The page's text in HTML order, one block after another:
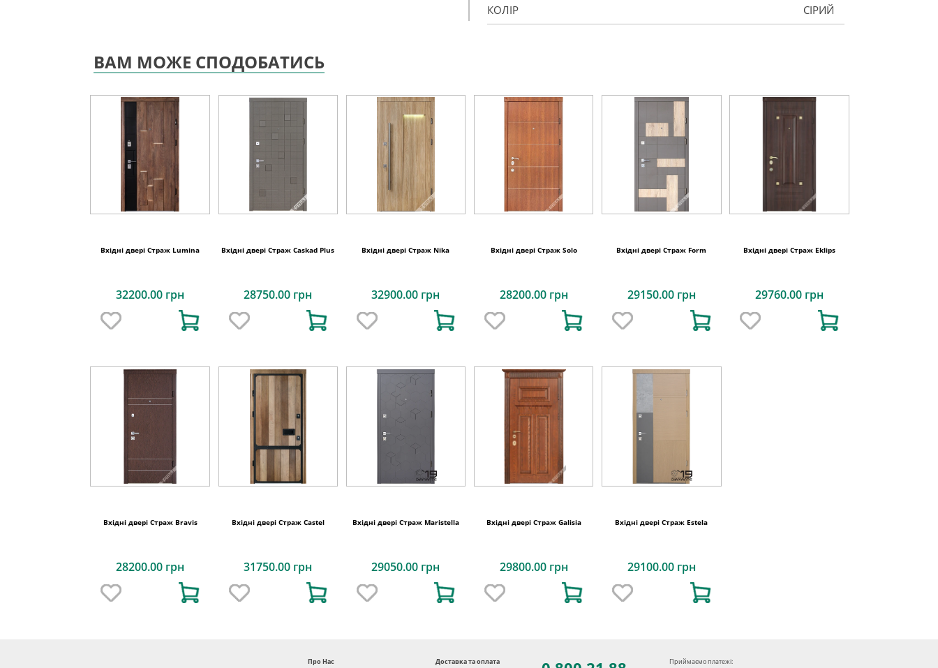
КОЛІР СІРИЙ
ВАМ МОЖЕ СПОДОБАТИСЬ
Вхідні двері Страж Lumina
32200.00 грн
Вхідні двері Страж Caskad Plus
28750.00 грн
Вхідні двері Страж Nika
32900.00 грн
Вхідні двері Страж Solo
28200.00 грн
Вхідні двері Страж Form
29150.00 грн
Вхідні двері Страж Eklips
29760.00 грн
Вхідні двері Страж Bravis
28200.00 грн
Вхідні двері Страж Castel
31750.00 грн
Вхідні двері Страж Maristella
29050.00 грн
Вхідні двері Страж Galisia
29800.00 грн
Вхідні двері Страж Estela
29100.00 грн
Про Нас
Доставка та оплата
Приймаємо платежі: